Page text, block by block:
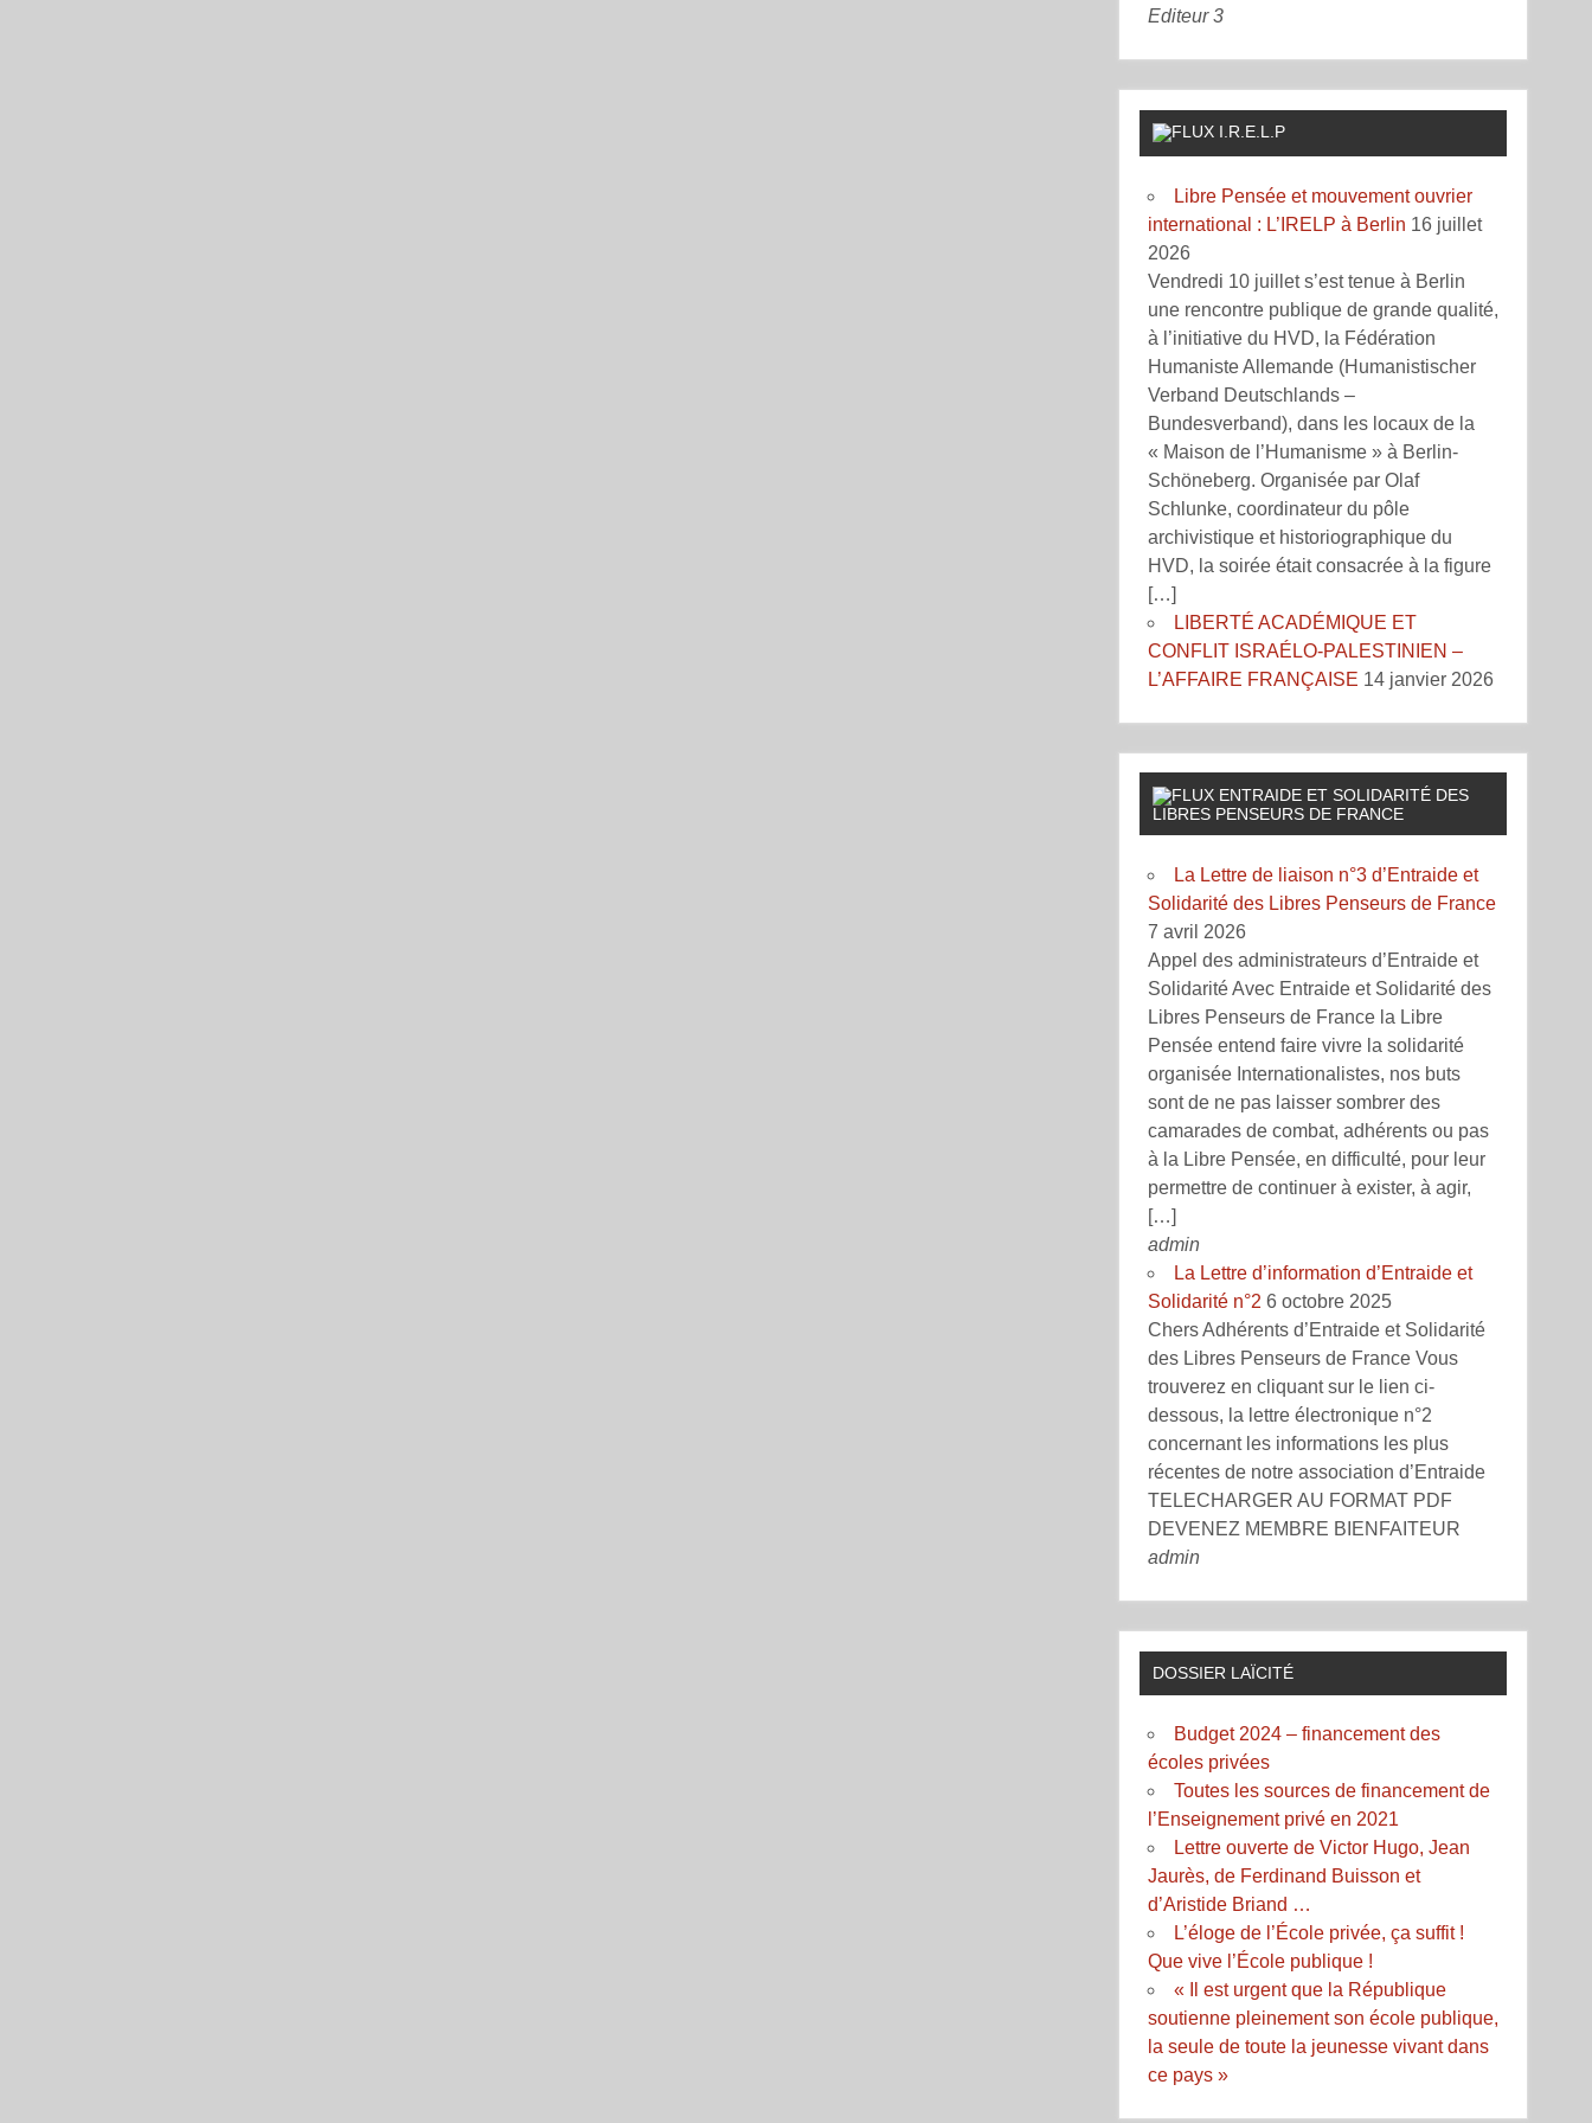
Editeur 3
I.R.E.L.P
Libre Pensée et mouvement ouvrier
international : L’IRELP à Berlin 16 juillet
2026
Vendredi 10 juillet s’est tenue à Berlin
une rencontre publique de grande qualité,
à l’initiative du HVD, la Fédération
Humaniste Allemande (Humanistischer
Verband Deutschlands –
Bundesverband), dans les locaux de la
« Maison de l’Humanisme » à Berlin-
Schöneberg. Organisée par Olaf
Schlunke, coordinateur du pôle
archivistique et historiographique du
HVD, la soirée était consacrée à la figure
[…]
LIBERTÉ ACADÉMIQUE ET
CONFLIT ISRAÉLO-PALESTINIEN –
L’AFFAIRE FRANÇAISE 14 janvier 2026
ENTRAIDE ET SOLIDARITÉ DES
LIBRES PENSEURS DE FRANCE
La Lettre de liaison n°3 d’Entraide et
Solidarité des Libres Penseurs de France
7 avril 2026
Appel des administrateurs d’Entraide et
Solidarité Avec Entraide et Solidarité des
Libres Penseurs de France la Libre
Pensée entend faire vivre la solidarité
organisée Internationalistes, nos buts
sont de ne pas laisser sombrer des
camarades de combat, adhérents ou pas
à la Libre Pensée, en difficulté, pour leur
permettre de continuer à exister, à agir,
[…]
admin
La Lettre d’information d’Entraide et
Solidarité n°2 6 octobre 2025
Chers Adhérents d’Entraide et Solidarité
des Libres Penseurs de France Vous
trouverez en cliquant sur le lien ci-
dessous, la lettre électronique n°2
concernant les informations les plus
récentes de notre association d’Entraide
TELECHARGER AU FORMAT PDF
DEVENEZ MEMBRE BIENFAITEUR
admin
DOSSIER LAÏCITÉ
Budget 2024 – financement des
écoles privées
Toutes les sources de financement de
l’Enseignement privé en 2021
Lettre ouverte de Victor Hugo, Jean
Jaurès, de Ferdinand Buisson et
d’Aristide Briand …
L’éloge de l’École privée, ça suffit !
Que vive l’École publique !
« Il est urgent que la République
soutienne pleinement son école publique,
la seule de toute la jeunesse vivant dans
ce pays »